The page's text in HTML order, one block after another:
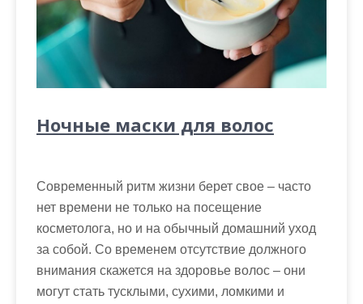
Ночные маски для волос
Современный ритм жизни берет свое – часто
нет времени не только на посещение
косметолога, но и на обычный домашний уход
за собой. Со временем отсутствие должного
внимания скажется на здоровье волос – они
могут стать тусклыми, сухими, ломкими и